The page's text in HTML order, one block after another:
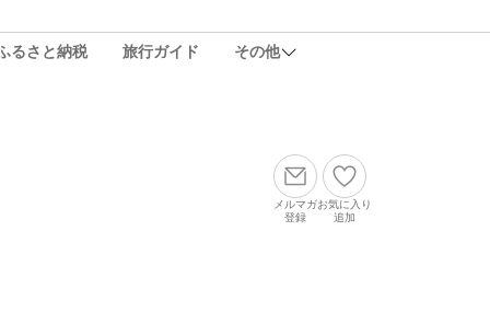
るさと納税 旅行ガイド その他
メルマガ
登録
お気に入り
追加